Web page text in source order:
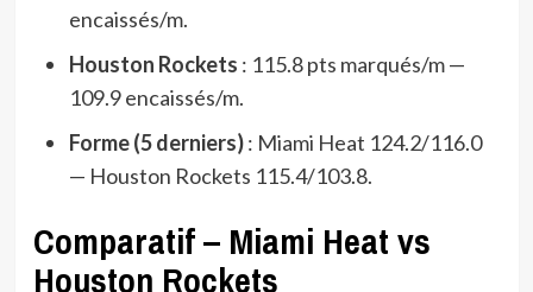
encaissés/m.
Houston Rockets : 115.8 pts marqués/m —
109.9 encaissés/m.
Forme (5 derniers): Miami Heat 124.2/116.0
— Houston Rockets 115.4/103.8.
Comparatif – Miami Heat vs
Houston Rockets